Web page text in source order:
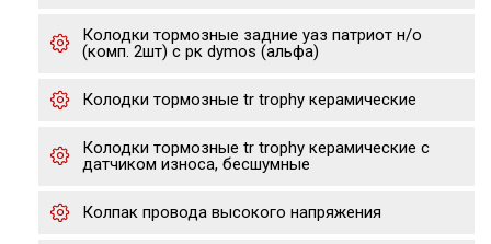
Колодки тормозные задние уаз патриот н/о
(комп. 2шт) с рк dymos (альфа)
Колодки тормозные tr trophy керамические
Колодки тормозные tr trophy керамические с
датчиком износа, бесшумные
Колпак провода высокого напряжения